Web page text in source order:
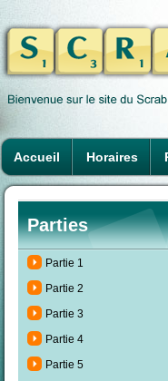
Accueil Horaires
Parties
Partie 1
Partie 2
Partie 3
Partie 4
Partie 5